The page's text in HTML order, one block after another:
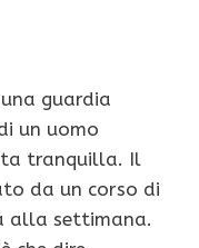
guardia
un uomo
tranquilla. Il
da un corso di
alla settimana.